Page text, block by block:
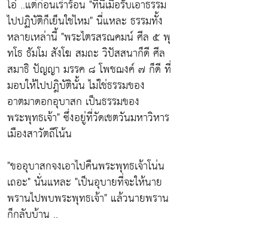
โอ๋ ..แต่ก่อนเร่าร้อน "ที่นี้เมื่อรับเอาธรรม
ไปปฏิบัติก็เย็นใช่ไหม"นี่แหละ ธรรมทั้ง
หลายเหล่านี้ "พระไตรสรณคมน์ ศีล ๕ พุ
ทโธ ธัมโม สังโฆ สมถะ วิปัสสนาก็ดี ศีล
สมาธิ ปัญญา มรรค ๘ โพชฌงค์ ๗ ก็ดี ที่
มอบให้ไปปฎิบัตินั้น ไม่ใช่ธรรมของ
อาตมาดอกอุบาสก เป็นธรรมของ
พระพุทธเจ้า"ซึ่งอยู่ที่วัดเชตวันมหาวิหาร
เมืองสาวัตถีโน้น
"ขออุบาสกจงเอาไปคืนพระพุทธเจ้าโน่น
เถอะ"นั่นแหละ "เป็นอุบายที่จะให้นาย
พรานไปพบพระพุทธเจ้า" แล้วนายพราน
ก็กลับบ้าน ..